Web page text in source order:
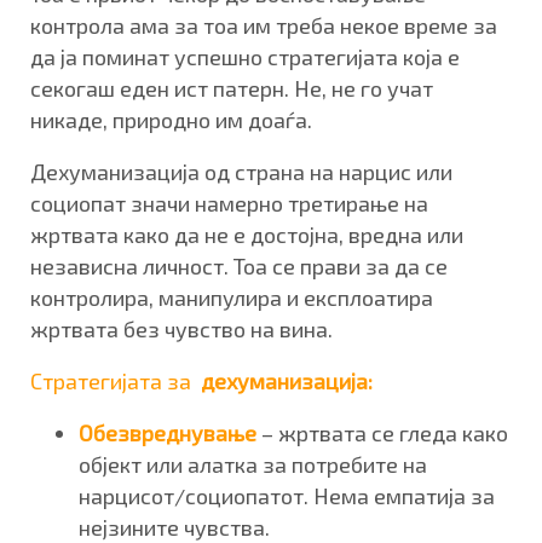
контрола ама за тоа им треба некое време за
да ја поминат успешно стратегијата која е
секогаш еден ист патерн. Не, не го учат
никаде, природно им доаѓа.
Дехуманизација од страна на нарцис или
социопат значи намерно третирање на
жртвата како да не е достојна, вредна или
независна личност. Тоа се прави за да се
контролира, манипулира и експлоатира
жртвата без чувство на вина.
Стратегијата за дехуманизација:
Обезвреднување – жртвата се гледа како
објект или алатка за потребите на
нарцисот/социопатот. Нема емпатија за
нејзините чувства.